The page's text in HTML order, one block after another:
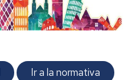
Ir a la normativa